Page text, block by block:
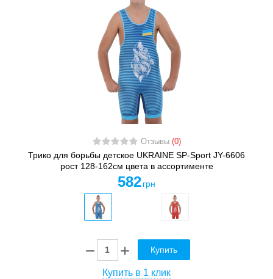
Отзывы (0)
Трико для борьбы детское UKRAINE SP-Sport JY-6606
рост 128-162см цвета в ассортименте
582 грн
Купить
Купить в 1 клик